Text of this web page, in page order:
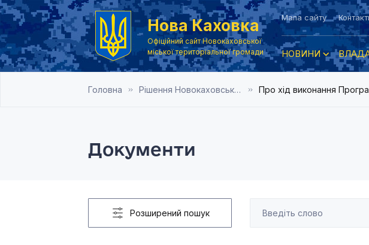
Нова Каховка
Офіційний сайт Новокаховської
міської територіальної громади
Мапа сайту
НОВИНИ
Головна Рішення Новокаховської міської ради 2013 рік Про хід виконання
Документи
Розширений пошук